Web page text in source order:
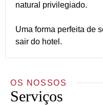
natural privilegiado.
Uma forma perfeita de
sair do hotel.
OS NOSSOS
Serviços